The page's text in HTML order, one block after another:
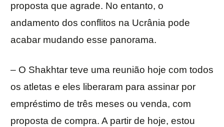
proposta que agrade. No entanto, o
andamento dos conflitos na Ucrânia pode
acabar mudando esse panorama.
– O Shakhtar teve uma reunião hoje com todos
os atletas e eles liberaram para assinar por
empréstimo de três meses ou venda, com
proposta de compra. A partir de hoje, estou